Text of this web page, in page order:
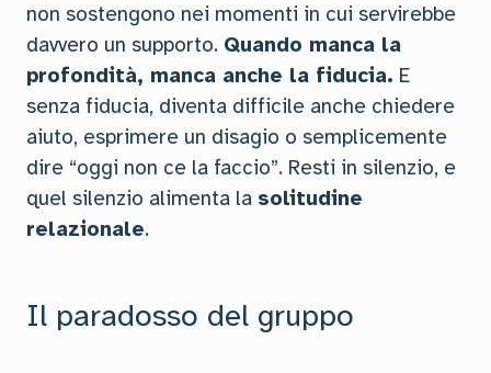
non sostengono nei momenti in cui servirebbe
davvero un supporto. Quando manca la
profondità, manca anche la fiducia. E
senza fiducia, diventa difficile anche chiedere
aiuto, esprimere un disagio o semplicemente
dire “oggi non ce la faccio”. Resti in silenzio, e
quel silenzio alimenta la solitudine
relazionale.
Il paradosso del gruppo